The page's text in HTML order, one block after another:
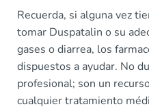
Recuerda, si alguna vez
tomar Duspatalin o su
gases o diarrea, los
dispuestos a ayudar. No
profesional; son un
cualquier tratamiento